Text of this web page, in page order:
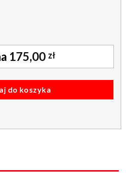
biała
do koszyka
175,00 zł